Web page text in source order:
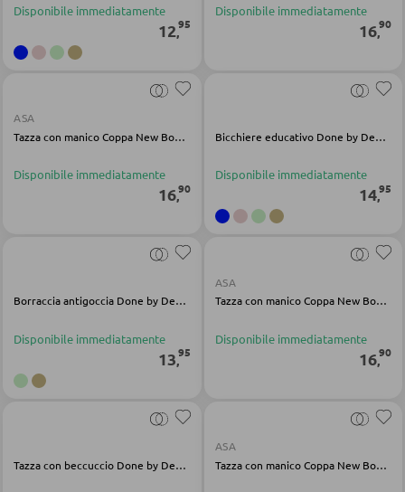
SEDIE
Panche angolari
Set con tavolo e panche angolari
Lavabi e rubinetteria
Specchi da bagno
Disponibile immediatamente
12,95
Disponibile immediatamente
16,90
ASA
Tazza con manico Coppa New Bone China bianco
Disponibile immediatamente
16,90
Bicchiere educativo Done by Deer blu in tritan 260 ml
Disponibile immediatamente
14,95
Borraccia antigoccia Done by Deer sabbia tritan 350 ml
Disponibile immediatamente
1395
ASA
Tazza con manico Coppa New Bone China bianco
Disponibile immediatamente
16,90
Tazza con beccuccio Done by Deer sabbia silicone 120 ml
ASA
Tazza con manico Coppa New Bone China bianco